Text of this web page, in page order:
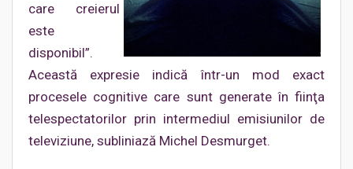
care creierul
este
disponibil”.
Această expresie indică într-un mod exact
procesele cognitive care sunt generate în fiinţa
telespectatorilor prin intermediul emisiunilor de
televiziune, subliniază Michel Desmurget.